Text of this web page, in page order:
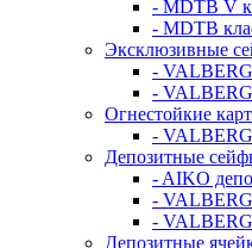
- MDTB V
- MDTB
Эксклюзивные
- VALBERG
-
Огнестойкие
- VALBERG
Депозитные
- AIKO
-
- VALBERG
Депозитные